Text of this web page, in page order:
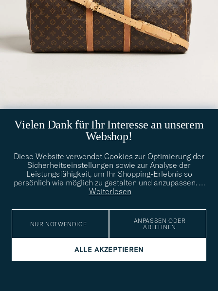
LOUIS VUITTON
Pre-Owned Keepall Bandouliére 55 Monogram
FOR HER PRE-OWNED
Vielen Dank für Ihr Interesse an unserem
Webshop!
Diese Website verwendet Cookies zur Optimierung der
Sicherheitseinstellungen sowie zur Analyse der
Leistungsfähigkeit, um Ihr Shopping-Erlebnis so
persönlich wie möglich zu gestalten und anzupassen. …
Weiterlesen
NUR NOTWENDIGE
ANPASSEN ODER
ABLEHNEN
ALLE AKZEPTIEREN